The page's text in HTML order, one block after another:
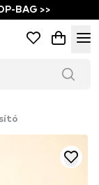
BAG >>